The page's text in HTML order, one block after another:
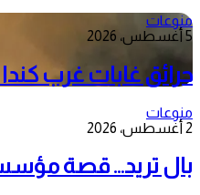
منوعات
5 أغسطس، 2026
حرائق غابات غرب كندا تدمر
منوعات
2 أغسطس، 2026
بال تريد… قصة